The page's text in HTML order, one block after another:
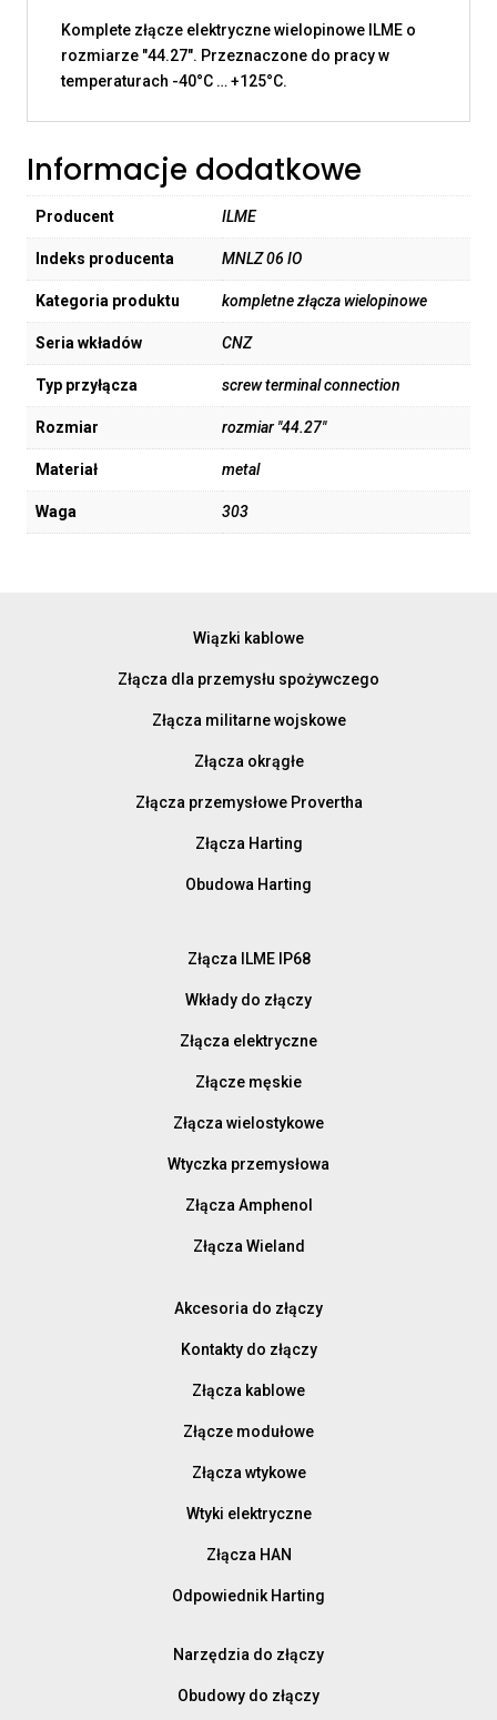
Komplete złącze elektryczne wielopinowe ILME o
rozmiarze "44.27". Przeznaczone do pracy w
temperaturach -40°C … +125°C.
Informacje dodatkowe
Producent ILME
Indeks producenta MNLZ 06 IO
Kategoria produktu kompletne złącza wielopinowe
Seria wkładów CNZ
Typ przyłącza screw terminal connection
Rozmiar rozmiar "44.27"
Materiał metal
Waga 303
Wiązki kablowe
Złącza dla przemysłu spożywczego
Złącza militarne wojskowe
Złącza okrągłe
Złącza przemysłowe Provertha
Złącza Harting
Obudowa Harting
Złącza ILME IP68
Wkłady do złączy
Złącza elektryczne
Złącze męskie
Złącza wielostykowe
Wtyczka przemysłowa
Złącza Amphenol
Złącza Wieland
Akcesoria do złączy
Kontakty do złączy
Złącza kablowe
Złącze modułowe
Złącza wtykowe
Wtyki elektryczne
Złącza HAN
Odpowiednik Harting
Narzędzia do złączy
Obudowy do złączy